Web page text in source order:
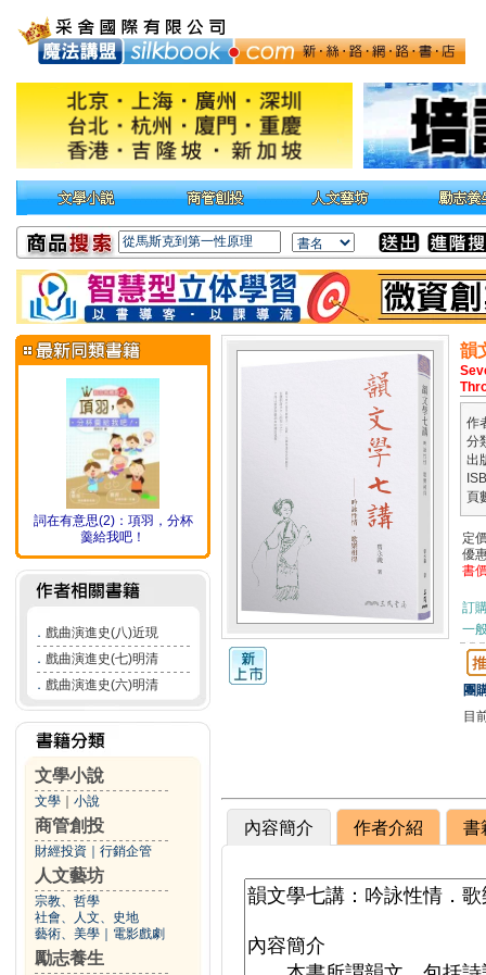
詞在有意思(2)：項羽，分杯
羹給我吧！
． 戲曲演進史(八)近現
． 戲曲演進史(七)明清
． 戲曲演進史(六)明清
文學小說
文學 小說
商管創投
財經投資 行銷企管
人文藝坊
宗教、哲學
社會、人文、史地
藝術、美學
電影戲劇
勵志養生
韻
作
分
出
頁
定
優
書
訂
一
團
目
內容簡介 作者介紹 書